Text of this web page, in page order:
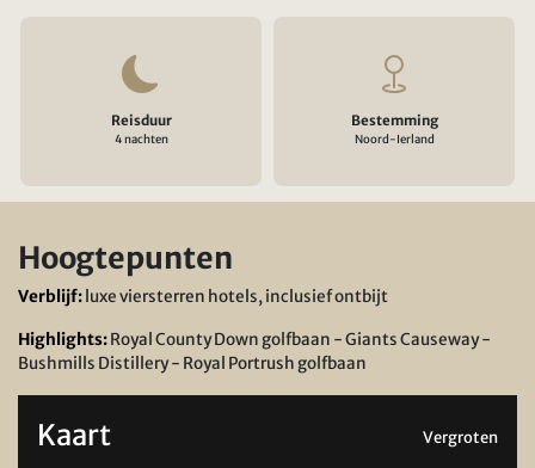
Reisduur
4 nachten
Bestemming
Noord-Ierland
Hoogtepunten
Verblijf: luxe viersterren hotels, inclusief ontbijt
Highlights:Royal County Down golfbaan - Giants Causeway -
Bushmills Distillery - Royal Portrush golfbaan
Kaart Vergroten